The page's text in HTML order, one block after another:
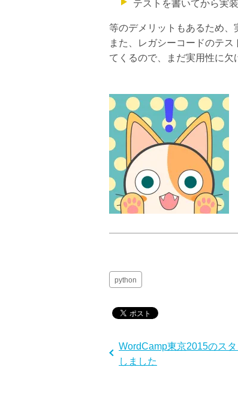
テストを書いてから実
等のデメリットもあるため、
また、レガシーコードのテ
てくるので、まだ実用性に欠
python
WordCamp東京2015のス
しました